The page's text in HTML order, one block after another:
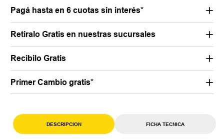
Pagá hasta en 6 cuotas sin interés*
Retiralo Gratis en nuestras sucursales
Recibilo Gratis
Primer Cambio gratis*
DESCRIPCION FICHA TECNICA